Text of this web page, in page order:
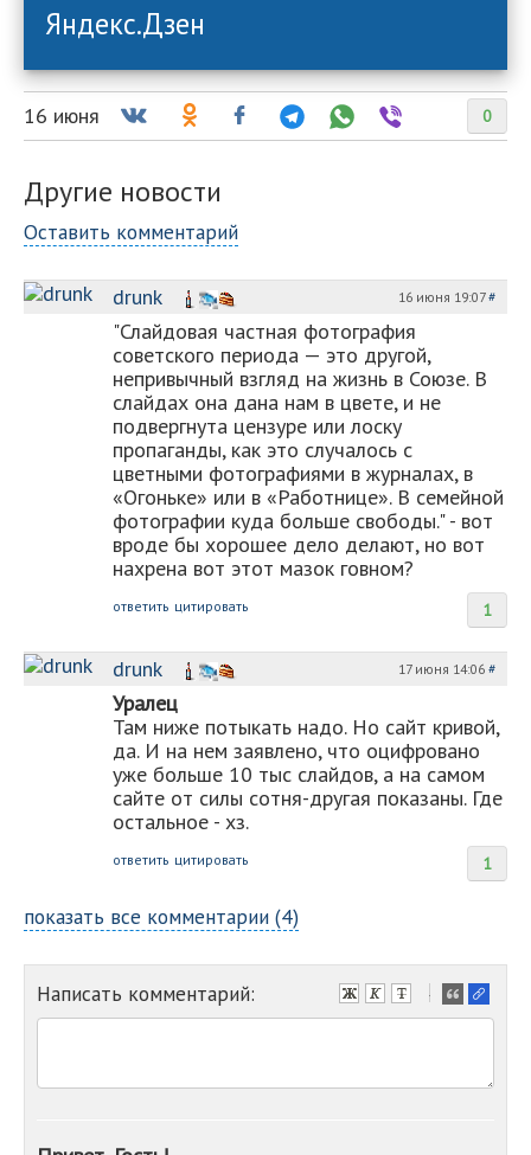
Яндекс.Дзен
0
16 июня
Другие новости
Оставить комментарий
drunk 16 июня 19:07#
"Слайдовая частная фотография
советского периода — это другой,
непривычный взгляд на жизнь в Союзе. В
слайдах она дана нам в цвете, и не
подвергнута цензуре или лоску
пропаганды, как это случалось с
цветными фотографиями в журналах, в
«Огоньке» или в «Работнице». В семейной
фотографии куда больше свободы." - вот
вроде бы хорошее дело делают, но вот
нахрена вот этот мазок говном?
1
ответить цитировать
drunk 17 июня 14:06 #
Уралец
Там ниже потыкать надо. Но сайт кривой,
да. И на нем заявлено, что оцифровано
уже больше 10 тыс слайдов, а на самом
сайте от силы сотня-другая показаны. Где
остальное - хз.
1
ответить цитировать
показать все комментарии (4)
Написать комментарий:
-
-
-